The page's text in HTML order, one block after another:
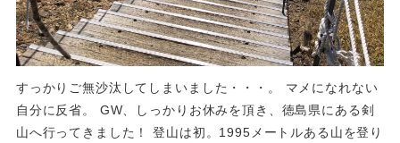
すっかりご無沙汰してしまいました・・・。 マメになれない
自分に反省。 GW、しっかりお休みを頂き、徳島県にある剣
山へ行ってきました！ 登山は初。1995メートルある山を登り